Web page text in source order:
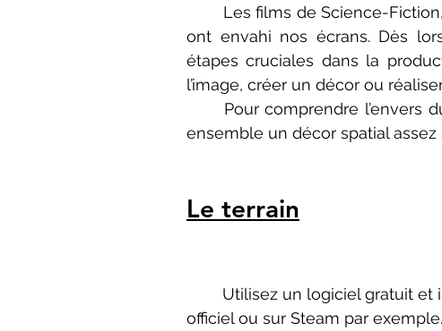
ont envahi nos écrans. Dès
étapes cruciales dans la
l’image, créer un décor ou
ensemble un décor spatial
Le terrain
officiel ou sur Steam par